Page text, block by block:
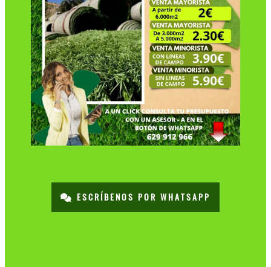
ESCRÍBENOS POR WHATSAPP